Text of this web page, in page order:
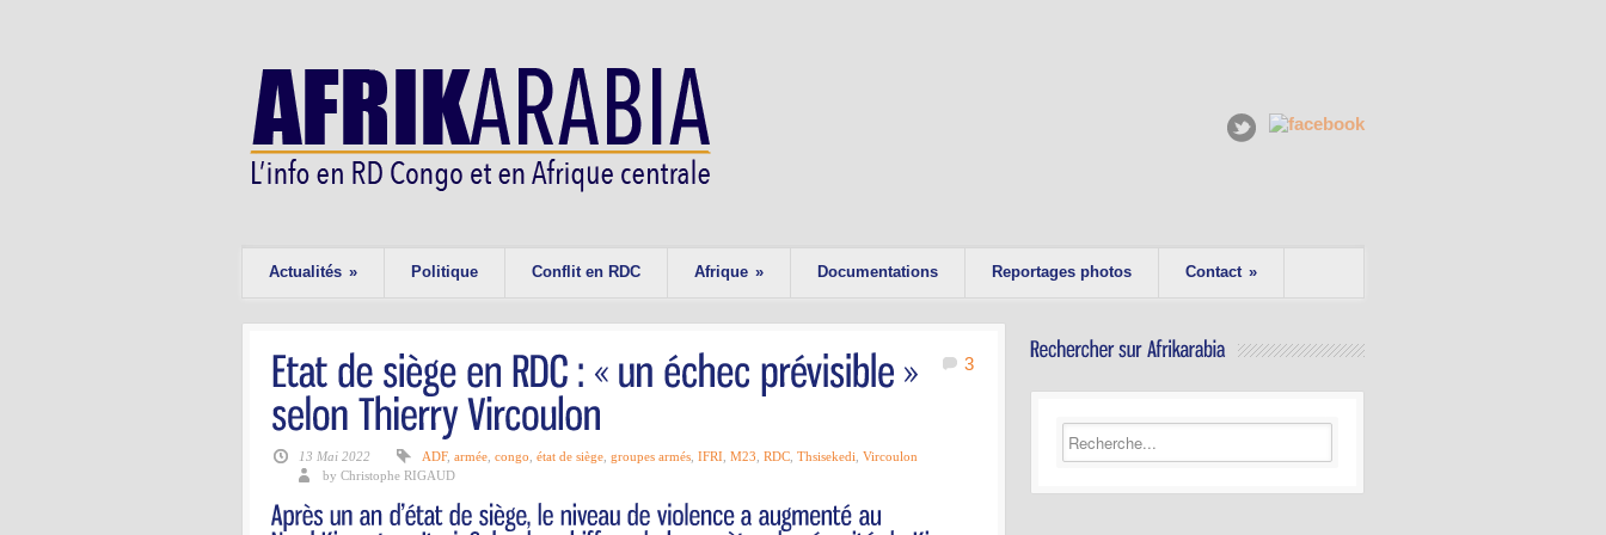
Actualités » Politique Conflit en RDC Afrique » Documentations Reportages photos Contact »
3
13 Mai 2022 ADF, armée congo état de siège groupes armés IFRI M23 RDC Thsisekedi Vircoulon
by Christophe RIGAUD